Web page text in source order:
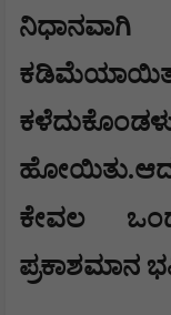
ಕೇವಲ
ಪ್ರಕಾಶಮಾನ